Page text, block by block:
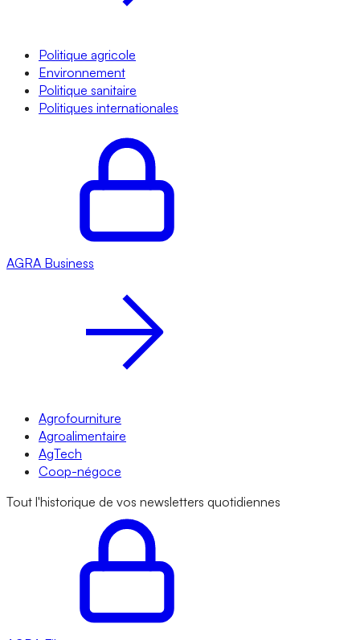
Politique agricole
Environnement
Politique sanitaire
Politiques internationales
AGRA Business
Agrofourniture
Agroalimentaire
AgTech
Coop-négoce
Tout l'historique de vos newsletters quotidiennes